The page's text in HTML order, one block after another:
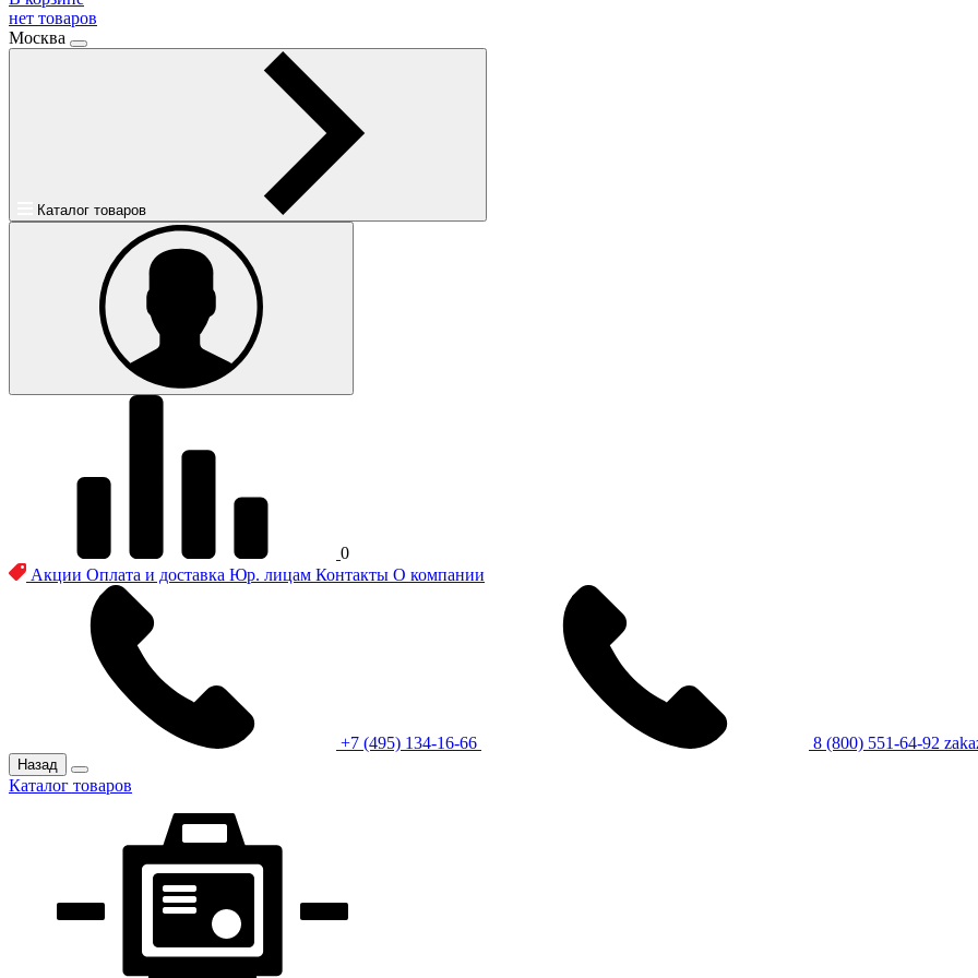
нет товаров
Москва
Каталог товаров
0
Акции Оплата и доставка Юр. лицам Контакты О компании
+7 (495) 134-16-66 8 (800) 551-64-92
Назад
Каталог товаров